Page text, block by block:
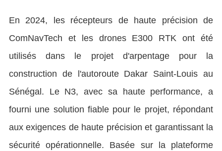
En 2024, les récepteurs de haute précision de
ComNavTech et les drones E300 RTK ont été
utilisés dans le projet d'arpentage pour la
construction de l'autoroute Dakar Saint-Louis au
Sénégal. Le N3, avec sa haute performance, a
fourni une solution fiable pour le projet, répondant
aux exigences de haute précision et garantissant la
sécurité opérationnelle. Basée sur la plateforme